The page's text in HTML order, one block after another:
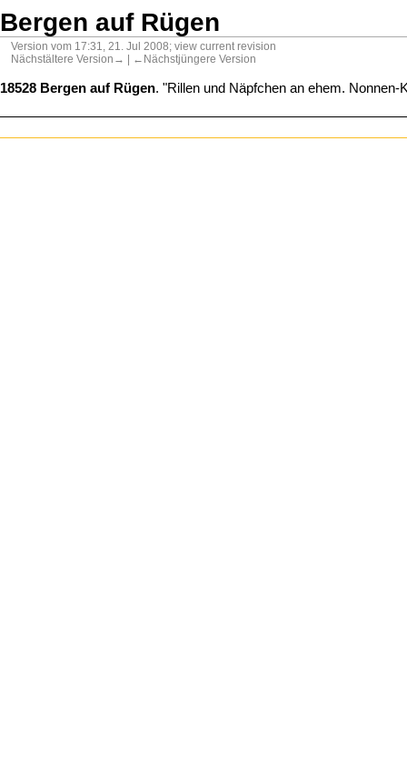
Bergen auf Rügen
Version vom 17:31, 21. Jul 2008; view current revision
Nächstältere Version→
| ←Nächstjüngere Version
18528 Bergen auf Rügen. "Rillen und Näpfchen an ehem.